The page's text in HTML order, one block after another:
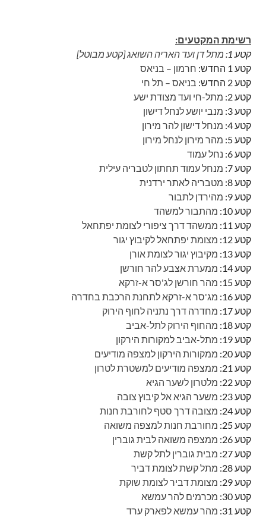
רשימת המקטעים:
קטע 1:
מתל דן ועד האריה השואג [קטע מבוטל]
קטע 1 החדש:
חרמון – בניאס
קטע 2 החדש:
בניאס – תל חי
קטע 2:
מתל-חי ועד מצודת ישע
קטע 3:
מנבי יושע לנחל דישון
קטע 4:
מנחל דישון להר מירון
קטע 5:
מהר מירון לנחל מירון
קטע 6:
נחל עמוד
קטע 7:
מנחל עמוד תחתון לטבריה עילית
קטע 8:
מטבריה לאתר ירדנית
קטע 9:
מהירדן לתבור
קטע 10:
מהתבור למשהד
קטע 11:
ממשהד דרך ציפורי לצומת יפתחאל
קטע 12:
מצומת יפתחאל לקיבוץ יגור
קטע 13:
מקיבוץ יגור לצומת אורן
קטע 14:
ממערת אצבע להר חורשן
קטע 15:
מהר חורשן לג'סר א-זרקא
קטע 16:
מג'סר א-זרקא לתחנת הרכבת בחדרה
קטע 17:
מחדרה דרך נתניה לחוף הירוק
קטע 18:
מהחוף הירוק לתל-אביב
קטע 19:
מתל-אביב למקורות הירקון
קטע 20:
ממקורות הירקון למצפה מודיעים
קטע 21:
ממצפה מודיעים למשטרת לטרון
קטע 22:
מלטרון לשער הגיא
קטע 23:
משער הגיא אל קיבוץ צובה
קטע 24:
מצובה דרך סטף לחורבת חנות
קטע 25:
מחורבת חנות למצפה משואה
קטע 26:
ממצפה משואה לבית גוברין
קטע 27:
מבית גוברין לתל קשת
קטע 28:
מתל קשת לצומת דביר
קטע 29:
מצומת דביר לצומת שוקת
קטע 30:
מכרמים להר עמשא
קטע 31:
מהר עמשא לפארק ערד